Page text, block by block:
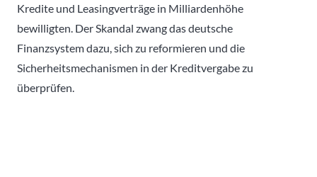
Kredite und Leasingverträge in Milliardenhöhe
bewilligten. Der Skandal zwang das deutsche
Finanzsystem dazu, sich zu reformieren und die
Sicherheitsmechanismen in der Kreditvergabe zu
überprüfen.